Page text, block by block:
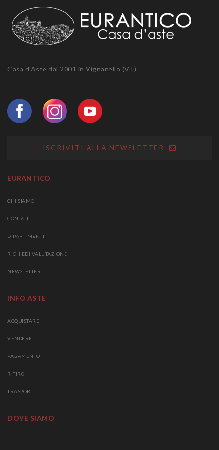
Casa d'Aste dal 2001 in Vignanello (VT)
ISCRIVITI ALLA NEWSLETTER
EURANTICO
CHI SIAMO
CONTATTI
DIPARTIMENTI
RICHIEDI VALUTAZIONE
NEWSLETTER
INFO ASTE
ACQUISTARE
VENDERE
PAGAMENTO
RITIRO
TRASPORTI
DOVE SIAMO